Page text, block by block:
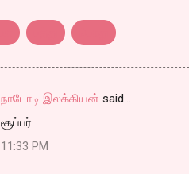
நாடோடி இலக்கியன் said…
சூப்பர்.
11:33 PM